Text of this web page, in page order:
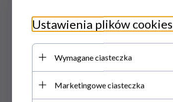
Polecamy
Promocja
Ustawienia plików cookies
Wymagane ciasteczka
Marketingowe ciasteczka